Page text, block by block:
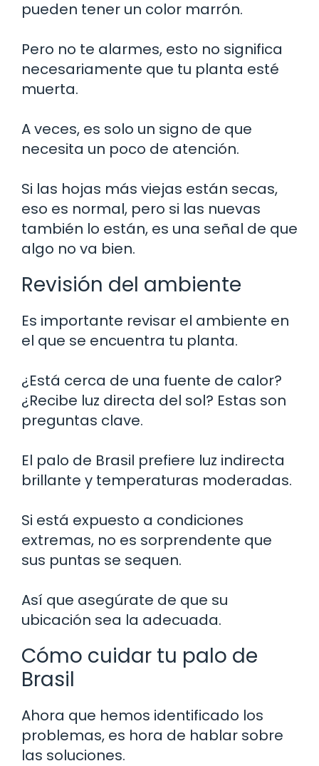
pueden tener un color marrón.
Pero no te alarmes, esto no significa
necesariamente que tu planta esté
muerta.
A veces, es solo un signo de que
necesita un poco de atención.
Si las hojas más viejas están secas,
eso es normal, pero si las nuevas
también lo están, es una señal de que
algo no va bien.
Revisión del ambiente
Es importante revisar el ambiente en
el que se encuentra tu planta.
¿Está cerca de una fuente de calor?
¿Recibe luz directa del sol? Estas son
preguntas clave.
El palo de Brasil prefiere luz indirecta
brillante y temperaturas moderadas.
Si está expuesto a condiciones
extremas, no es sorprendente que
sus puntas se sequen.
Así que asegúrate de que su
ubicación sea la adecuada.
Cómo cuidar tu palo de
Brasil
Ahora que hemos identificado los
problemas, es hora de hablar sobre
las soluciones.